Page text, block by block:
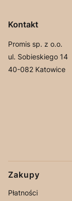
Kontakt
Promis sp. z o.o.
ul. Sobieskiego 14
40-082 Katowice
Zakupy
Płatności